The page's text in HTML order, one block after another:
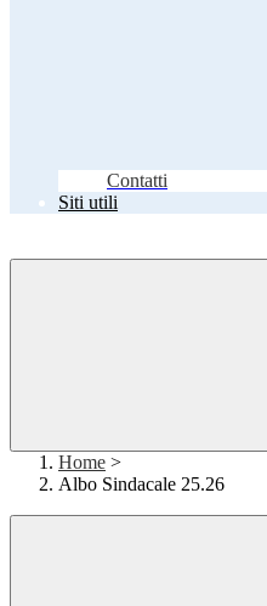
Contatti
Siti utili
Home >
Albo Sindacale 25.26